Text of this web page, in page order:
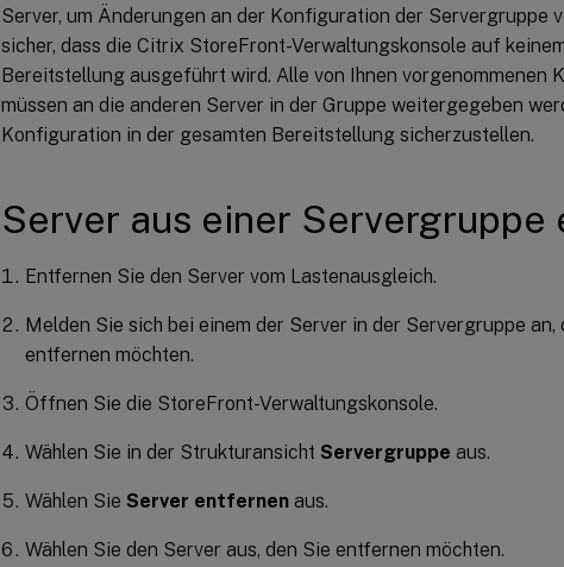
Server, um Änderungen an der Konfiguration der Servergruppe
sicher, dass die Citrix StoreFront-Verwaltungskonsole auf
Bereitstellung ausgeführt wird. Alle von Ihnen vorgenommenen
müssen an die anderen Server in der Gruppe weitergegeben
Konfiguration in der gesamten Bereitstellung sicherzustellen.
Server aus einer Servergruppe
Entfernen Sie den Server vom Lastenausgleich.
Melden Sie sich bei einem der Server in der Servergruppe
entfernen möchten.
Öffnen Sie die StoreFront-Verwaltungskonsole.
Wählen Sie in der Strukturansicht Servergruppe aus.
Wählen Sie Server entfernen aus.
Wählen Sie den Server aus, den Sie entfernen möchten.